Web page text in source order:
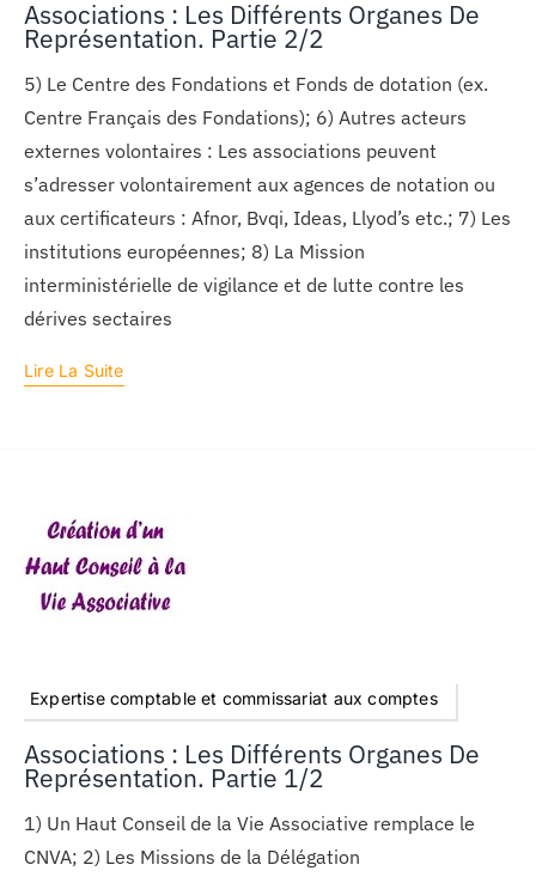
Associations : Les Différents Organes De
Représentation. Partie 2/2
5) Le Centre des Fondations et Fonds de dotation (ex.
Centre Français des Fondations); 6) Autres acteurs
externes volontaires : Les associations peuvent
s’adresser volontairement aux agences de notation ou
aux certificateurs : Afnor, Bvqi, Ideas, Llyod’s etc.; 7) Les
institutions européennes; 8) La Mission
interministérielle de vigilance et de lutte contre les
dérives sectaires
Lire La Suite
Expertise comptable et commissariat aux comptes
Associations : Les Différents Organes De
Représentation. Partie 1/2
1) Un Haut Conseil de la Vie Associative remplace le
CNVA; 2) Les Missions de la Délégation